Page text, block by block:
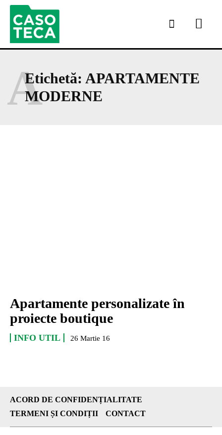
Etichetă: APARTAMENTE
MODERNE
A
Apartamente personalizate în
proiecte boutique
INFO UTIL 26 Martie 16
ACORD DE CONFIDENȚIALITATE
TERMENI ȘI CONDIȚII
CONTACT